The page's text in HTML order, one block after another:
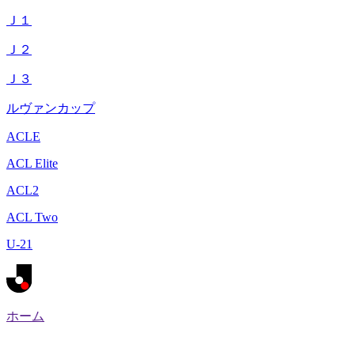
Ｊ１
Ｊ２
Ｊ３
ルヴァンカップ
ACLE
ACL Elite
ACL2
ACL Two
U-21
ホーム